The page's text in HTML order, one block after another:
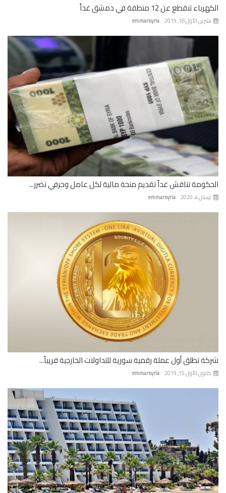
تنقطع عن 12 منطقة في دمشق غداً
emmarsyria الأول 18, 2019
تناقش غداً تقديم منحة مالية لكل عامل وحرفي تضرر...
emmarsyria 4, 2020
تطلق أول عملة رقمية سورية للتداولات الخارجية قريباً...
emmarsyria الأول 15, 2019